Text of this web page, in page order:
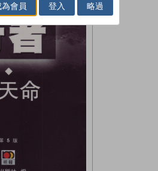
為會員 登入 略過